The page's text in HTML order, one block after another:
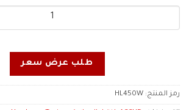
طلب عرض سعر
رمز المنتج: HL450W